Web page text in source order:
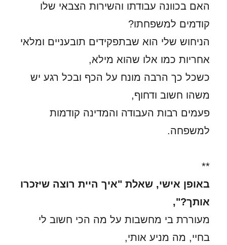
האם בכוונה עבודתו והשירות הצבאי שלו
קודמים למשפחתו?
הניחוש שלי הוא שבתפקידים תובעניים ומלאי
אחריות כמו אלו שהוא מילא,
כשכל כך הרבה מונח על הכף ובכל רגע יש
משהו חשוב ודחוף,
פעמים רבות העבודה והמדינה קודמות
למשפחה.
**
באופן אישי, שאלת "איך היית רוצה שיזכרו
אותך?",
מעוררת בי מחשבות על מה הכי חשוב לי
בחיי, מה מניע אותי,